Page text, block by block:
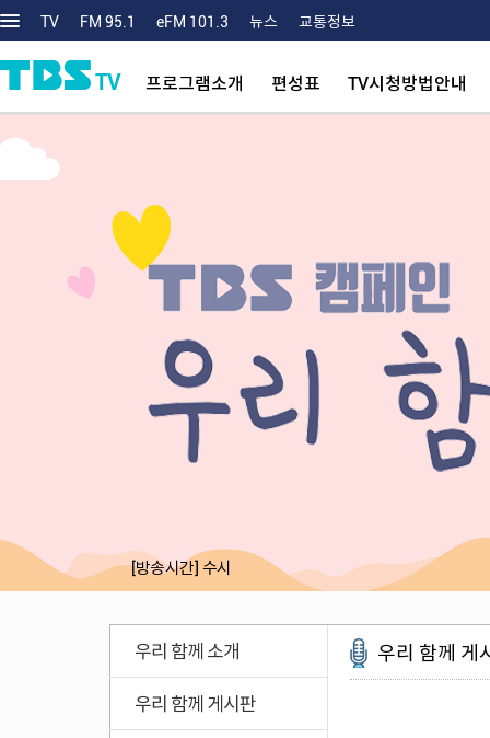
TV FM 95.1 eFM 101.3 뉴스 교통정보
TV 프로그램소개 편성표 TV시청방법안내
[방송시간] 수시
우리 함께 소개
우리 함께 게시판
우리 함께 게